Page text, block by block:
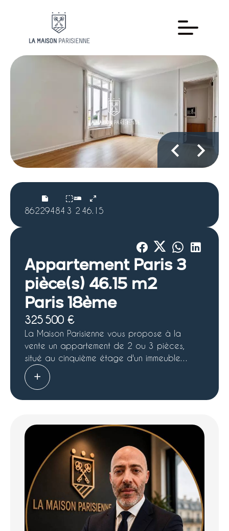
86229484 3 2 46.15
Appartement Paris 3
pièce(s) 46.15 m2
Paris 18ème
325 500 €
La Maison Parisienne vous propose à la
vente un appartement de 2 ou 3 pièces,
situé au cinquième étage d'un immeuble
ancien donnant sur la Petite Ceinture du
18ème arrondissement, rue Damrémont. Cet
tant que 2 ou 3 pièces. Il se caractérise par
son calme et sa luminosité, et est situé au sein
d'une copropriété aux parties communes
rénové.